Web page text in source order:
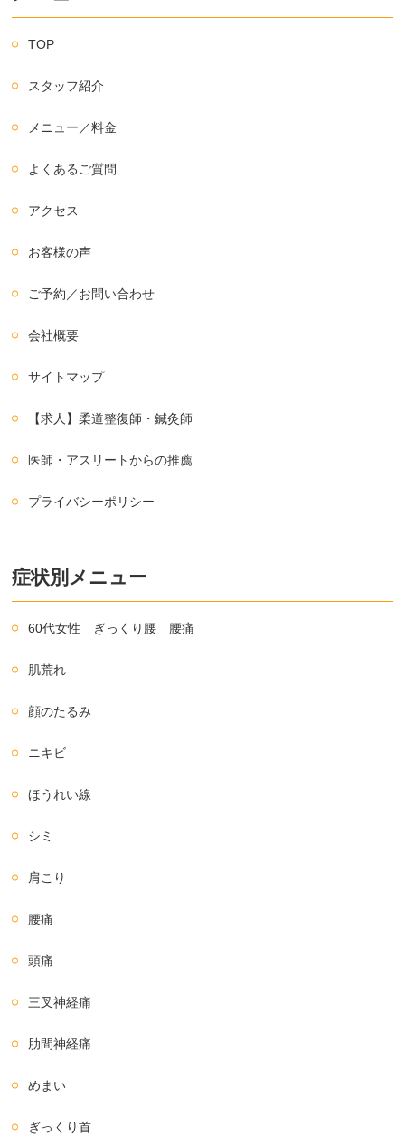
TOP
スタッフ紹介
メニュー／料金
よくあるご質問
アクセス
お客様の声
ご予約／お問い合わせ
会社概要
サイトマップ
【求人】柔道整復師・鍼灸師
医師・アスリートからの推薦
プライバシーポリシー
症状別メニュー
60代女性 ぎっくり腰 腰痛
肌荒れ
顔のたるみ
ニキビ
ほうれい線
シミ
肩こり
腰痛
頭痛
三叉神経痛
肋間神経痛
めまい
ぎっくり首